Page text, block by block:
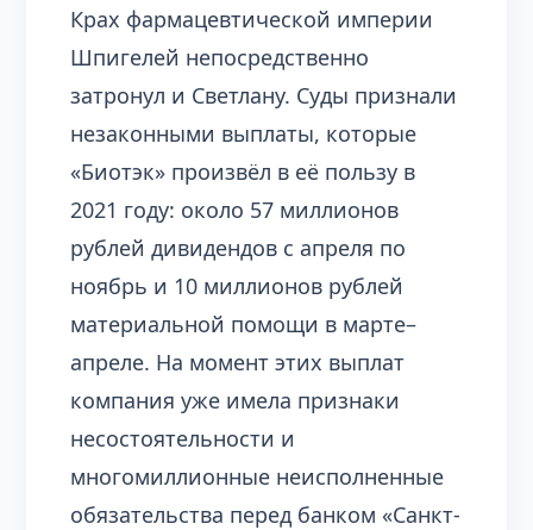
Крах фармацевтической империи
Шпигелей непосредственно
затронул и Светлану. Суды признали
незаконными выплаты, которые
«Биотэк» произвёл в её пользу в
2021 году: около 57 миллионов
рублей дивидендов с апреля по
ноябрь и 10 миллионов рублей
материальной помощи в марте–
апреле. На момент этих выплат
компания уже имела признаки
несостоятельности и
многомиллионные неисполненные
обязательства перед банком «Санкт-